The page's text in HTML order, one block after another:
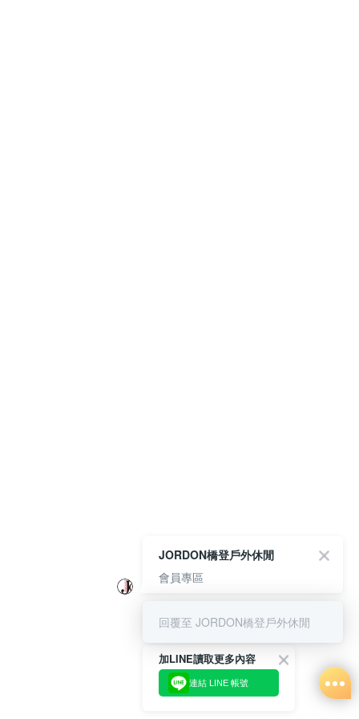
加LINE讀取更多內容
連結 LINE 帳號
JORDON橋登戶外休閒
會員專區
回覆至 JORDON橋登戶外休閒